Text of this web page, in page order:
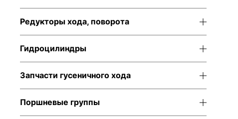
Редукторы хода, поворота
Гидроцилиндры
Запчасти гусеничного хода
Поршневые группы